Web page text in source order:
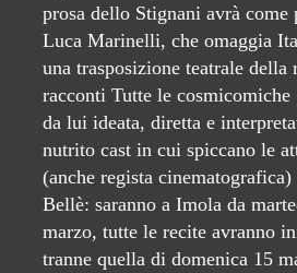
prosa dello Stignani avrà come
Luca Marinelli, che omaggia
una trasposizione teatrale della
racconti Tutte le cosmicomiche
da lui ideata, diretta e
nutrito cast in cui spiccano le
(anche regista cinematografica)
Bellè: saranno a Imola da
marzo, tutte le recite avranno
tranne quella di domenica 15